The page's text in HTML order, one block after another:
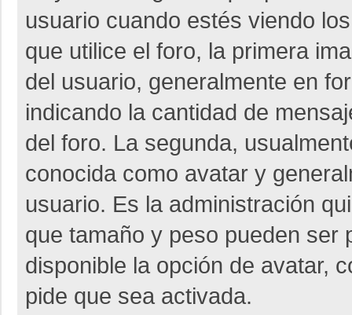
usuario cuando estés viendo
que utilice el foro, la primera
del usuario, generalmente en
indicando la cantidad de
del foro. La segunda,
conocida como avatar y
usuario. Es la administración
que tamaño y peso pueden ser
disponible la opción de avatar,
pide que sea activada.